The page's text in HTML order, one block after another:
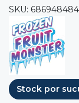
SKU:
Stock por